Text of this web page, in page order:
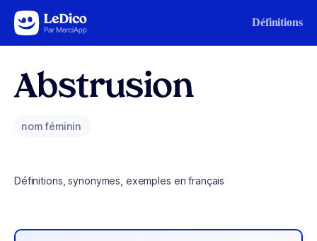
Aller au contenu Définitions
Abstrusion
nom féminin
Définitions, synonymes, exemples en français